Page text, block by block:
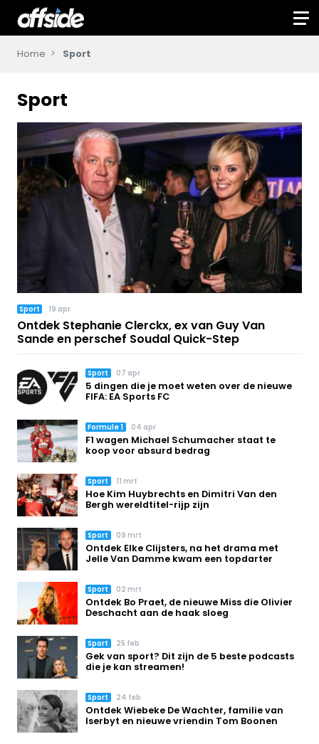
Home Sport
Sport
Sport 19 apr
Ontdek Stephanie Clerckx, ex van Guy Van
Sande en perschef Soudal Quick-Step
Sport 07 apr
5 dingen die je moet weten over de nieuwe
FIFA: EA Sports FC
Formule 1 04 apr
F1 wagen Michael Schumacher staat te
koop voor absurd bedrag
Sport 11 mrt
Hoe Kim Huybrechts en Dimitri Van den
Bergh wereldtitel-rijp zijn
Sport 09 mrt
Ontdek Elke Clijsters, na het drama met
Jelle Van Damme kwam een topdarter
Sport 02 mrt
Ontdek Bo Praet, de nieuwe Miss die Olivier
Deschacht aan de haak sloeg
Sport 25 feb
Gek van sport? Dit zijn de 5 beste podcasts
die je kan streamen!
Sport 24 feb
Ontdek Wiebeke De Wachter, familie van
Iserbyt en nieuwe vriendin Tom Boonen